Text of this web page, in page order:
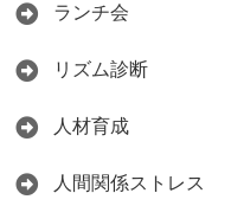
ランチ会
リズム診断
人材育成
人間関係ストレス